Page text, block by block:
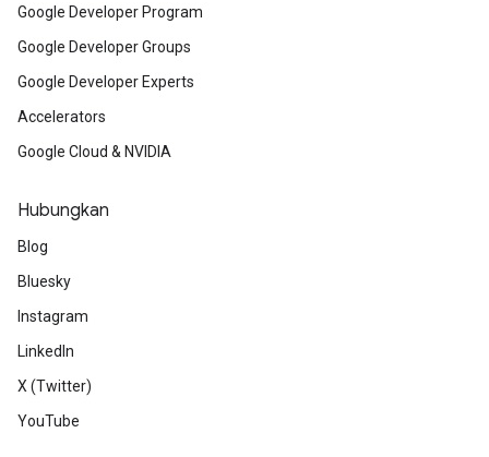
Google Developer Program
Google Developer Groups
Google Developer Experts
Accelerators
Google Cloud & NVIDIA
Hubungkan
Blog
Bluesky
Instagram
LinkedIn
X (Twitter)
YouTube